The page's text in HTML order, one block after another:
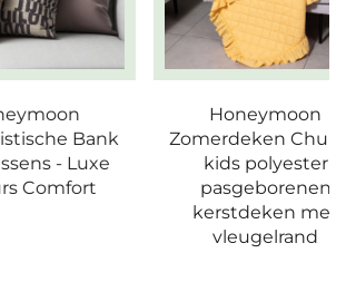
Bank
- Luxe
Honeymoon
Zomerdeken Chunky
kids polyester
pasgeborenen
kerstdeken met
vleugelrand